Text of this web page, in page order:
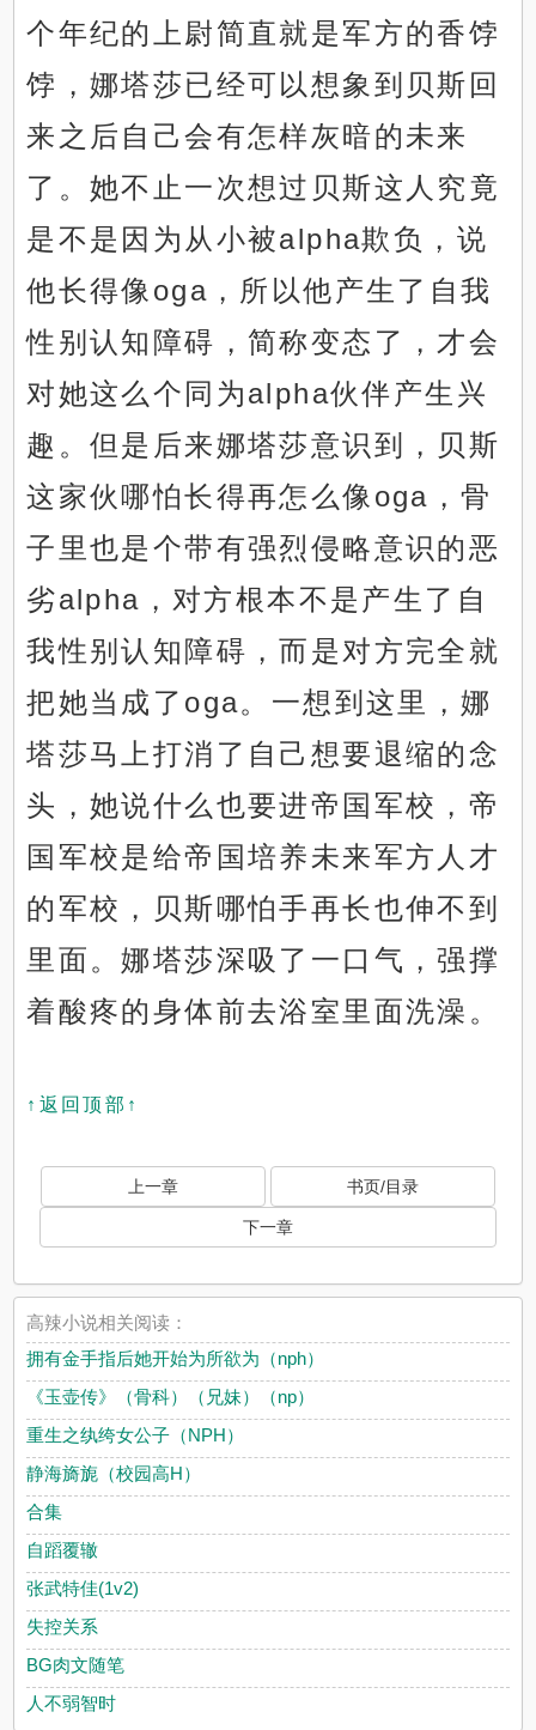
个年纪的上尉简直就是军方的香饽
饽，娜塔莎已经可以想象到贝斯回
来之后自己会有怎样灰暗的未来
了。她不止一次想过贝斯这人究竟
是不是因为从小被alpha欺负，说
他长得像oga，所以他产生了自我
性别认知障碍，简称变态了，才会
对她这么个同为alpha伙伴产生兴
趣。但是后来娜塔莎意识到，贝斯
这家伙哪怕长得再怎么像oga，骨
子里也是个带有强烈侵略意识的恶
劣alpha，对方根本不是产生了自
我性别认知障碍，而是对方完全就
把她当成了oga。一想到这里，娜
塔莎马上打消了自己想要退缩的念
头，她说什么也要进帝国军校，帝
国军校是给帝国培养未来军方人才
的军校，贝斯哪怕手再长也伸不到
里面。娜塔莎深吸了一口气，强撑
着酸疼的身体前去浴室里面洗澡。
↑返回顶部↑
上一章 书页/目录
下一章
高辣小说相关阅读：
拥有金手指后她开始为所欲为（nph）
《玉壶传》（骨科）（兄妹）（np）
重生之纨绔女公子（NPH）
静海旖旎（校园高H）
合集
自蹈覆辙
张武特佳(1v2)
失控关系
BG肉文随笔
人不弱智时